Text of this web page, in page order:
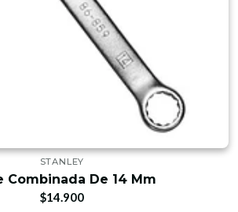
STANLEY
Combinada De 14 Mm
$14.900